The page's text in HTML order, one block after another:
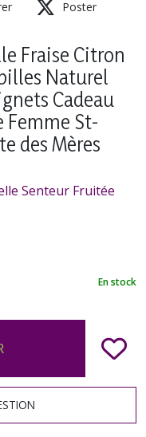
Poster
Fraise Citron
Naturel
Cadeau
Femme St-
des Mères
Senteur Fruitée
En stock